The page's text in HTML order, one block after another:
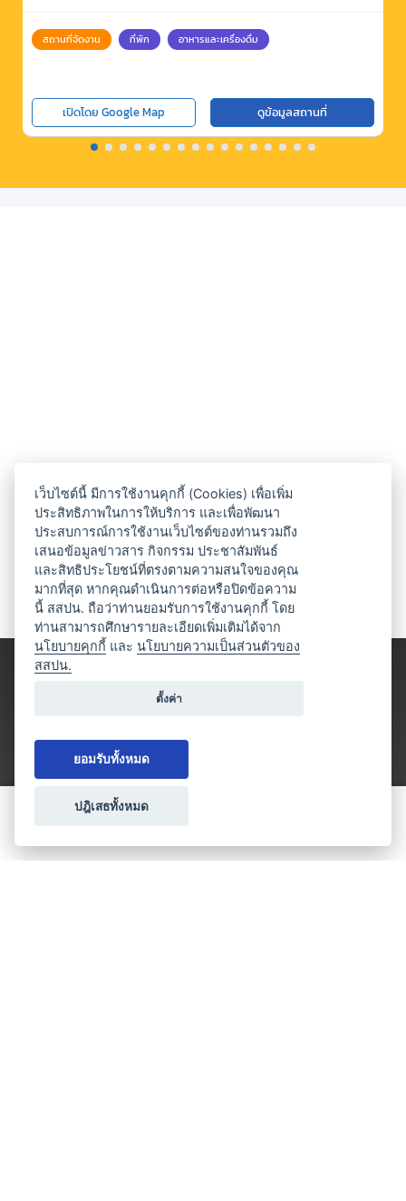
สถานที่จัดงาน ที่พัก อาหารและเครื่องดื่ม
เปิดโดย Google Map ดูข้อมูลสถานที่
ประเภทธุรกิจไมซ์
เว็บไซต์นี้ มีการใช้งานคุกกี้ (Cookies) เพื่อเพิ่ม
ประสิทธิภาพในการให้บริการ และเพื่อพัฒนา
ประสบการณ์การใช้งานเว็บไซต์ของท่านรวมถึง
เสนอข้อมูลข่าวสาร กิจกรรม ประชาสัมพันธ์
และสิทธิประโยชน์ที่ตรงตามความสนใจของคุณ
มากที่สุด หากคุณดำเนินการต่อหรือปิดข้อความ
นี้ สสปน. ถือว่าท่านยอมรับการใช้งานคุกกี้ โดย
ท่านสามารถศึกษารายละเอียดเพิ่มเติมได้จาก
นโยบายคุกกี้ และนโยบายความเป็นส่วนตัวของ
สสปน.
ตั้งค่า
ยอมรับทั้งหมด
ปฎิเสธทั้งหมด